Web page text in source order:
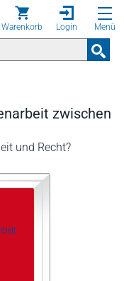
Warenkorb Login Menü
zwischen
und Recht?